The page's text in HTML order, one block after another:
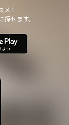
を講じます。
取り扱いを
三者に対する
ISMS申請業務
個人情報の
合を除き、
！
せます。